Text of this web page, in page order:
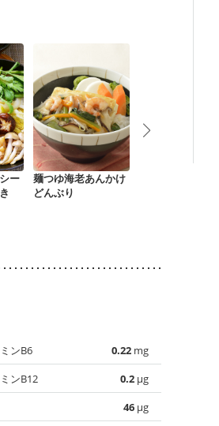
ー
麺つゆ海老あんかけ
どんぶり
ンB6 0.22 mg
ンB12
0.2 µg
46 µg